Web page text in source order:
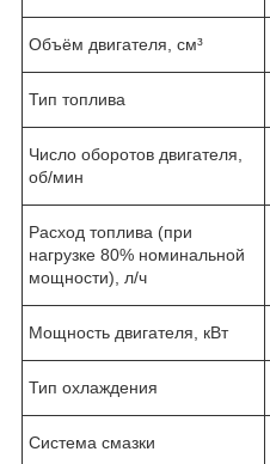
Объём двигателя, см³
Тип топлива
Число оборотов двигателя,
об/мин
Расход топлива (при
нагрузке 80% номинальной
мощности), л/ч
Мощность двигателя, кВт
Тип охлаждения
Система смазки